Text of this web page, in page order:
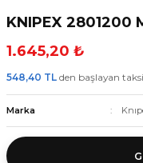
KNIPEX 2801200
1.645,20 ₺
548,40 TL den başlayan
Marka